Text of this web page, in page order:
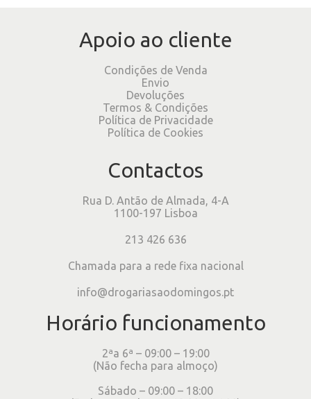
Apoio ao cliente
Condições de Venda
Envio
Devoluções
Termos & Condições
Política de Privacidade
Política de Cookies
Contactos
Rua D. Antão de Almada, 4-A
1100-197 Lisboa
213 426 636
Chamada para a rede fixa nacional
info@drogariasaodomingos.pt
Horário funcionamento
2ªa 6ª – 09:00 – 19:00
(Não fecha para almoço)
Sábado – 09:00 – 18:00